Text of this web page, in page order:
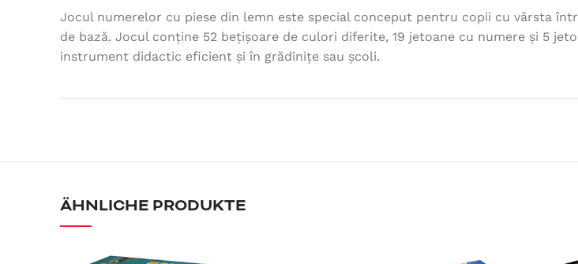
Jocul numerelor cu piese din lemn este special conceput pentru copii cu vârsta
de bază. Jocul conține 52 bețișoare de culori diferite, 19 jetoane cu numere și 5
instrument didactic eficient și în grădinițe sau școli.
ÄHNLICHE PRODUKTE